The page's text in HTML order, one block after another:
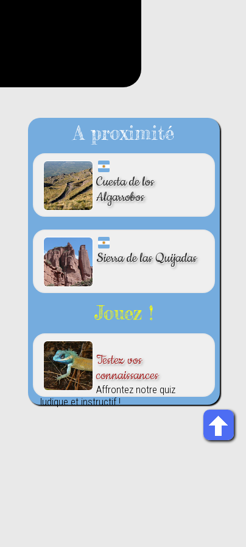
A proximité
Cuesta de los
Algarrobos
Sierra de las Quijadas
Jouez !
Testez vos
connaissances
Affrontez notre quiz
ludique et instructif !